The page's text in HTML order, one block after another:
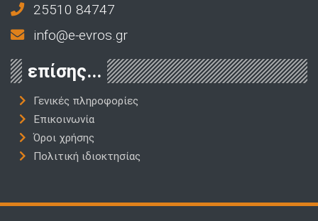
25510 84747
info@e-evros.gr
επίσης...
Γενικές πληροφορίες
Επικοινωνία
Όροι χρήσης
Πολιτική ιδιοκτησίας